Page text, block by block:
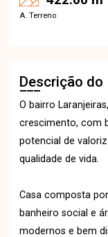
A. Terreno
Descrição do
O bairro
crescimento, com
potencial de
qualidade de vida.
Casa composta
banheiro social e
modernos e bem